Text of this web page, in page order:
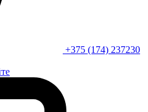
+375 (174) 237230